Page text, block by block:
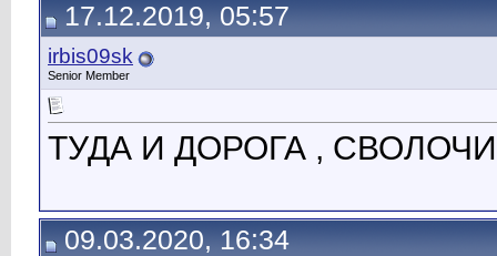
17.12.2019, 05:57
irbis09sk
Senior Member
ТУДА И ДОРОГА ,
09.03.2020, 16:34